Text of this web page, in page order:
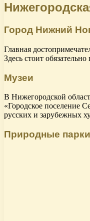
Город Нижний
Главная
Здесь стоит
Музеи
В Нижегородской
«Городское поселение
русских и зарубежных
Природные